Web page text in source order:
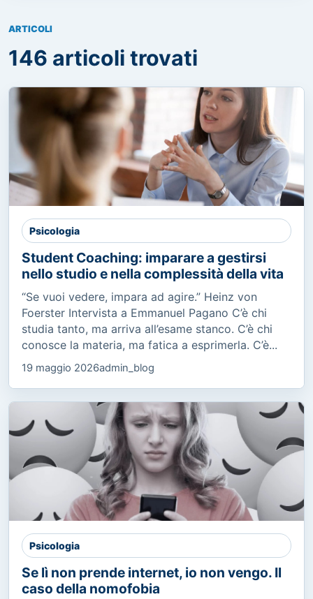
ARTICOLI
146 articoli trovati
Psicologia
Student Coaching: imparare a gestirsi
nello studio e nella complessità della vita
“Se vuoi vedere, impara ad agire.” Heinz von
Foerster Intervista a Emmanuel Pagano C’è chi
studia tanto, ma arriva all’esame stanco. C’è chi
conosce la materia, ma fatica a esprimerla. C’è...
19 maggio 2026admin_blog
Psicologia
Se lì non prende internet, io non vengo. Il
caso della nomofobia